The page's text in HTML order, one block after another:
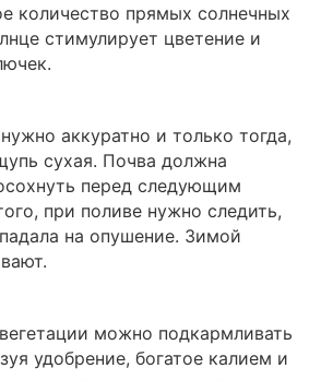
количество прямых солнечных
стимулирует цветение и
аккуратно и только тогда,
сухая. Почва должна
перед следующим
при поливе нужно следить,
на опушение. Зимой
можно подкармливать
удобрение, богатое калием и